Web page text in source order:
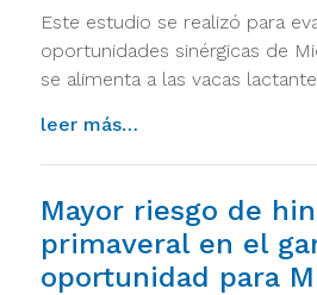
Este estudio se realizó para
oportunidades sinérgicas de
se alimenta a las vacas
leer más…
Mayor riesgo de
primaveral en el
oportunidad para